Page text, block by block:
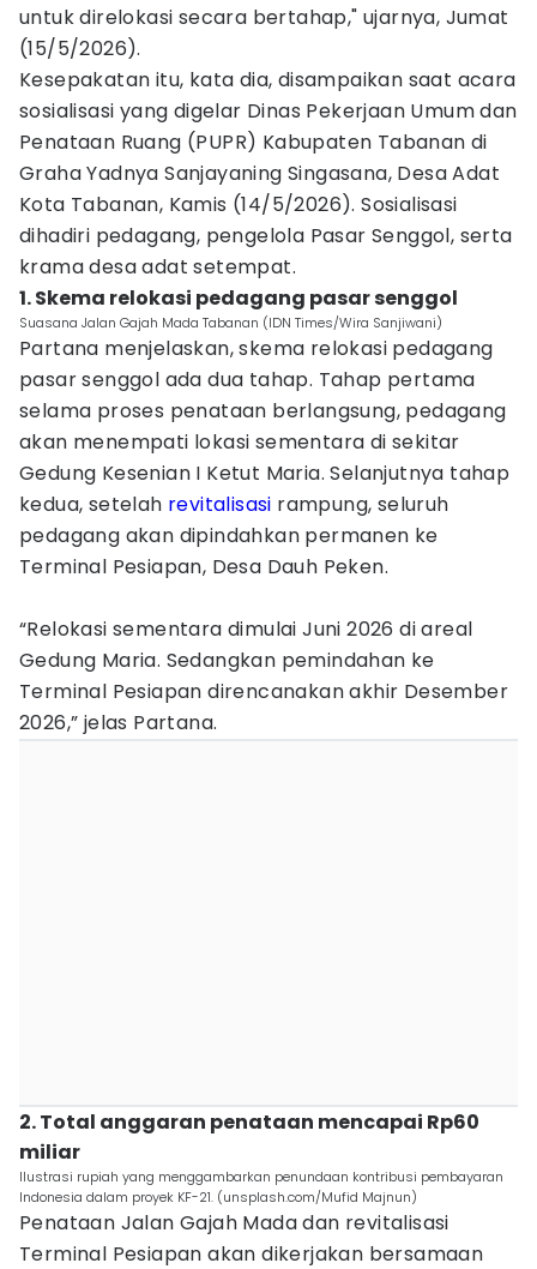
untuk direlokasi secara bertahap," ujarnya, Jumat
(15/5/2026).
Kesepakatan itu, kata dia, disampaikan saat acara
sosialisasi yang digelar Dinas Pekerjaan Umum dan
Penataan Ruang (PUPR) Kabupaten Tabanan di
Graha Yadnya Sanjayaning Singasana, Desa Adat
Kota Tabanan, Kamis (14/5/2026). Sosialisasi
dihadiri pedagang, pengelola Pasar Senggol, serta
krama desa adat setempat.
1. Skema relokasi pedagang pasar senggol
Suasana Jalan Gajah Mada Tabanan (IDN Times/Wira Sanjiwani)
Partana menjelaskan, skema relokasi pedagang
pasar senggol ada dua tahap. Tahap pertama
selama proses penataan berlangsung, pedagang
akan menempati lokasi sementara di sekitar
Gedung Kesenian I Ketut Maria. Selanjutnya tahap
kedua, setelah revitalisasi rampung, seluruh
pedagang akan dipindahkan permanen ke
Terminal Pesiapan, Desa Dauh Peken.
“Relokasi sementara dimulai Juni 2026 di areal
Gedung Maria. Sedangkan pemindahan ke
Terminal Pesiapan direncanakan akhir Desember
2026,” jelas Partana.
2. Total anggaran penataan mencapai Rp60
miliar
Ilustrasi rupiah yang menggambarkan penundaan kontribusi pembayaran
Indonesia dalam proyek KF-21. (unsplash.com/Mufid Majnun)
Penataan Jalan Gajah Mada dan revitalisasi
Terminal Pesiapan akan dikerjakan bersamaan